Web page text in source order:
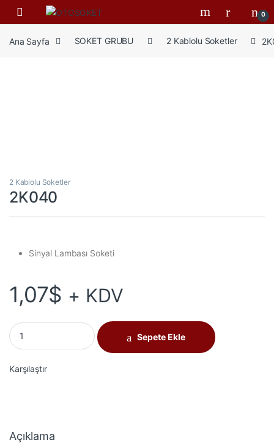
Skip to navigation
Skip to content
Open 0
Ana Sayfa SOKET GRUBU 2 Kablolu Soketler
2 Kablolu Soketler
2K040
Sinyal Lambası Soketi
1,07$ + KDV
2K040 adet
Sepete Ekle
Karşılaştır
Açıklama